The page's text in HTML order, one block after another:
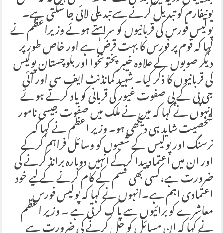
یونیفارم کو تبدیل کرنے سے تبدیلی لائی جا سکتی ہے۔
پولیس فورس کی قربانیوں کو سراہتے ہوئے وزیراعظم نے
کہا کہ قوم پر فورس کا بہت قرض ہے اور خاص طور پر
دیگر صوبوں کے علاوہ خیبرپختونخوا اور بلوچستان پولیس
کی قربانیوں کا ذکر کیا۔ شہید کمانڈنٹ ایف سی اور آئی
جی پی کے پی صفوت غیور کی قربانی کو یاد کرتے ہوئے
انہوں نے کہا کہ میں نے ملک میں صفوت جیسی نامور
شخصیت شاید ہی دیکھی ہو۔ وزیر اعظم نے کہا کہ
نرسنگ اور پولیس کے شعبوں کو وسائل فراہم کرکے
اور ان میں اعتماد پیدا کرکے انہیں دوبارہ برانڈ کرنے کی
ضرورت ہے،کسی بھی قسم کے کام کرنے کے لیے خود
اعتمادی اہم ہے۔انہوں نے کہا کہ پولیس فورس
معاشرے کو برائیوں سے پاک کرتی ہے ۔ وزیر اعظم